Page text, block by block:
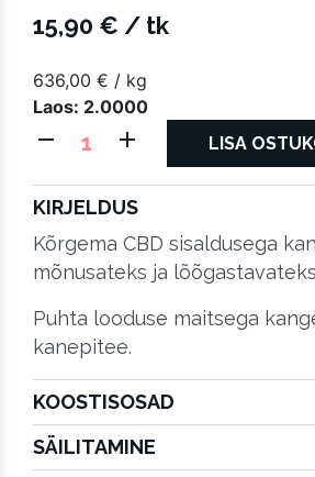
15,90 € / tk
636,00 € / kg
Laos: 2.0000
CBD
Kange
25g
kogus
LISA
KIRJELDUS
Kõrgema CBD sisaldusega
mõnusateks ja
Puhta looduse maitsega
kanepitee.
KOOSTISOSAD
SÄILITAMINE